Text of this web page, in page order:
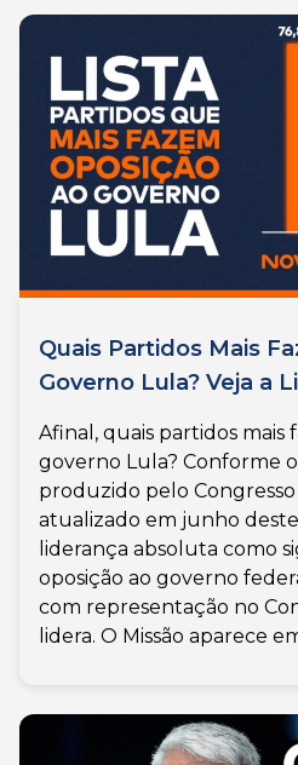
Quais Partidos Mais
Governo Lula? Veja a
Afinal, quais partidos mais
governo Lula? Conforme
produzido pelo Congresso
atualizado em junho
liderança absoluta como
oposição ao governo
com representação no
lidera. O Missão aparece